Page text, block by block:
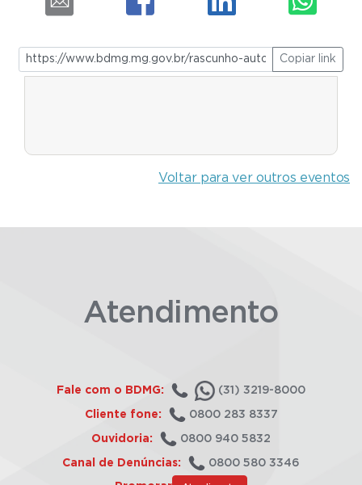
Copiar link
Voltar para ver outros eventos
Atendimento
Fale com o BDMG: (31) 3219-8000
Cliente fone: 0800 283 8337
Ouvidoria: 0800 940 5832
Canal de Denúncias: 0800 580 3346